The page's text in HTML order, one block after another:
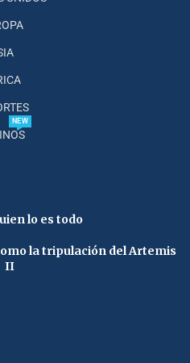
NEW
lo es todo
la tripulación del Artemis
II